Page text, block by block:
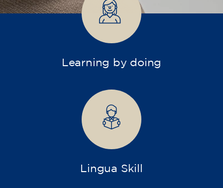
Learning by doing
Lingua Skill